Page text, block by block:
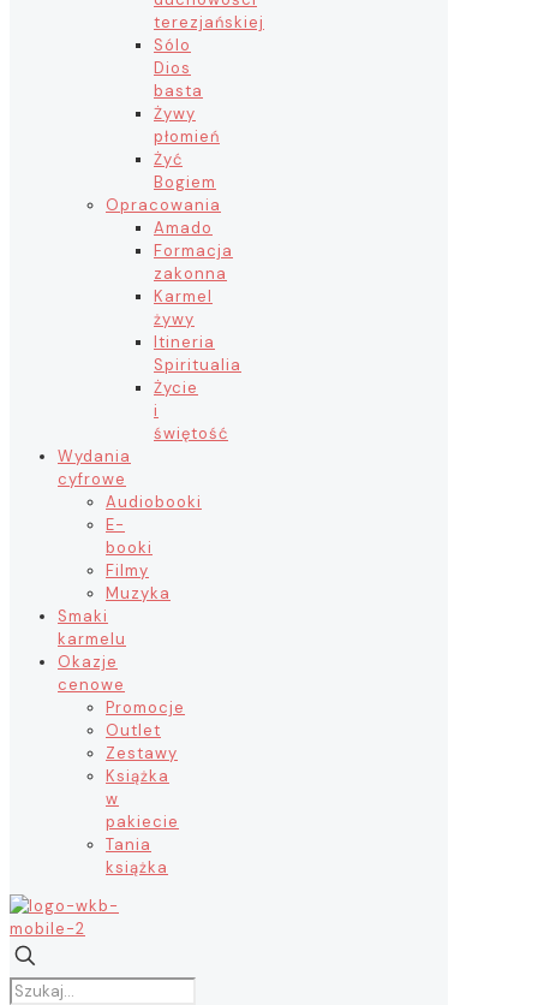
terezjańskiej
Sólo
Dios
basta
Żywy
płomień
Żyć
Bogiem
Opracowania
Amado
Formacja
zakonna
Karmel
żywy
Itineria
Spiritualia
Życie
i
świętość
Wydania
cyfrowe
Audiobooki
E-
booki
Filmy
Muzyka
Smaki
karmelu
Okazje
cenowe
Promocje
Outlet
Zestawy
Książka
w
pakiecie
Tania
książka